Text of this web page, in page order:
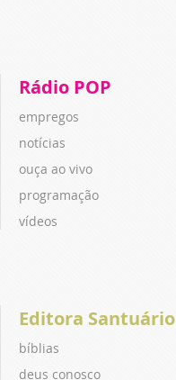
Rádio POP
empregos
notícias
ouça ao vivo
programação
vídeos
Editora Santuário
bíblias
deus conosco